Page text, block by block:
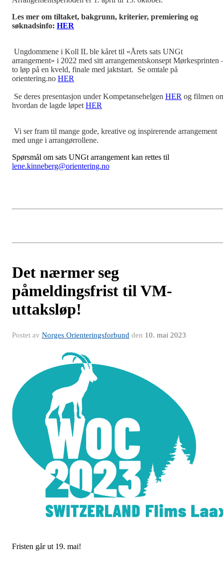
Les mer om tiltaket, bakgrunn, kriterier, premiering og
søknadsinfo: HER
Ungdommene i Koll IL ble kåret til «Årets sats UNGt
arrangement» i 2022 med sitt arrangementskonsept Mørkesprinten
to løp på en kveld, finale med jaktstart. Se omtale på
orientering.no HER
Se deres presentasjon under Kompetansehelgen HER og filmen
hvordan de lagde løpet HER
Vi ser fram til mange gode, kreative og inspirerende arrangement
med unge i arrangørrollene.
Spørsmål om sats UNGt arrangement kan rettes til
lene.kinneberg@orientering.no
Det nærmer seg
påmeldingsfrist til VM-
uttaksløp!
Postet av Norges Orienteringsforbund den 10. mai 2023
Fristen går ut 19. mai!